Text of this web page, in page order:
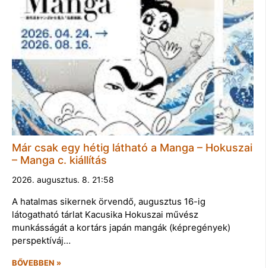
Már csak egy hétig látható a Manga – Hokuszai
– Manga c. kiállítás
2026. augusztus. 8. 21:58
A hatalmas sikernek örvendő, augusztus 16-ig
látogatható tárlat Kacusika Hokuszai művész
munkásságát a kortárs japán mangák (képregények)
perspektíváj…
BŐVEBBEN »